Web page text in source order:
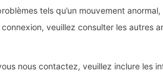
tels qu’un mouvement
veuillez consulter les autres
nous contactez, veuillez inclure les